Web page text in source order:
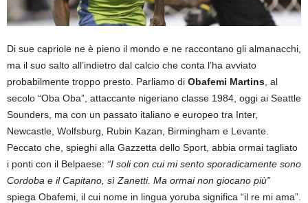
Di sue capriole ne è pieno il mondo e ne raccontano gli almanacchi,
ma il suo salto all’indietro dal calcio che conta l’ha avviato
probabilmente troppo presto. Parliamo di Obafemi Martins , al
secolo “Oba Oba”, attaccante nigeriano classe 1984, oggi ai Seattle
Sounders, ma con un passato italiano e europeo tra Inter,
Newcastle, Wolfsburg, Rubin Kazan, Birmingham e Levante.
Peccato che, spieghi alla Gazzetta dello Sport, abbia ormai tagliato
i ponti con il Belpaese: “I soli con cui mi sento sporadicamente sono
Cordoba e il Capitano, sì Zanetti. Ma ormai non giocano più”
spiega Obafemi, il cui nome in lingua yoruba significa “il re mi ama”.